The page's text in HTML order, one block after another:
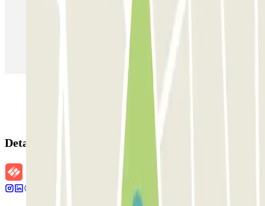
Parking en Aeropuerto Barcelona
Parking en Aeropuerto Madrid Barajas
Parking en Sants - Estación de Barcelona
Detalles de la reserva